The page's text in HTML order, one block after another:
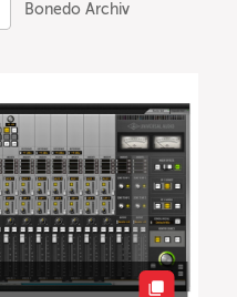
Bonedo Archiv